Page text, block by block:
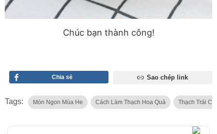
Chúc bạn thành công!
Chia sẻ Sao chép link
Tags: Món Ngon Mùa He Cách Làm Thạch Hoa Quả Thạch Trái